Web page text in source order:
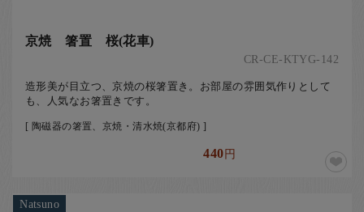
京焼 箸置 桜(花車)
CR-CE-KTYG-142
造形美が目立つ、京焼の桜箸置き。お部屋の雰囲気作りとして
も、人気なお箸置きです。
[ 陶磁器の箸置、京焼・清水焼(京都府) ]
440円
Natsuno